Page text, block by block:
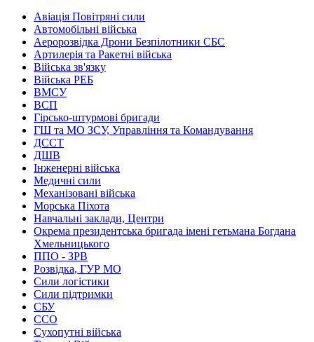
Авіація Повітряні сили
Автомобільні війська
Аеророзвідка Дрони Безпілотники СБС
Артилерія та Ракетні війська
Війська зв'язку
Війська РЕБ
ВМСУ
ВСП
Гірсько-штурмові бригади
ГШ та МО ЗСУ, Управління та Командування
ДССТ
ДШВ
Інженерні війська
Медичні сили
Механізовані війська
Морська Піхота
Навчальні заклади, Центри
Окрема президентська бригада імені гетьмана Богдана
Хмельницького
ППО - ЗРВ
Розвідка, ГУР МО
Сили логістики
Сили підтримки
СБУ
ССО
Сухопутні війська